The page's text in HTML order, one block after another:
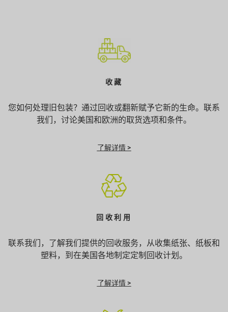
收藏
您如何处理旧包装？通过回收或翻新赋予它新的生命。联系
我们，讨论美国和欧洲的取货选项和条件。
了解详情 >
回收利用
联系我们，了解我们提供的回收服务，从收集纸张、纸板和
塑料，到在美国各地制定定制回收计划。
了解详情 >